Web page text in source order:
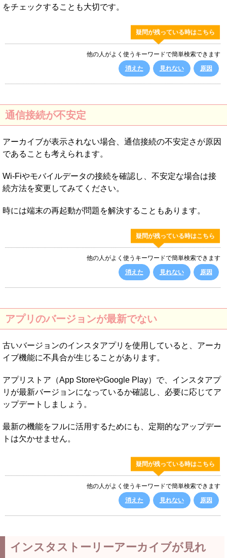
をチェックすることも大切です。
疑問が残っている時はこちら
他の人がよく使うキーワードで簡単検索できます
消えた
見れない 原因
通信接続が不安定
アーカイブが表示されない場合、通信接続の不安定さが原因
であることも考えられます。
Wi-Fiやモバイルデータの接続を確認し、不安定な場合は接
続方法を変更してみてください。
時には端末の再起動が問題を解決することもあります。
疑問が残っている時はこちら
他の人がよく使うキーワードで簡単検索できます
消えた
見れない 原因
アプリのバージョンが最新でない
古いバージョンのインスタアプリを使用していると、アーカ
イブ機能に不具合が生じることがあります。
アプリストア（App StoreやGoogle Play）で、インスタアプ
リが最新バージョンになっているか確認し、必要に応じてア
ップデートしましょう。
最新の機能をフルに活用するためにも、定期的なアップデー
トは欠かせません。
疑問が残っている時はこちら
他の人がよく使うキーワードで簡単検索できます
消えた
見れない 原因
インスタストーリーアーカイブが見れ